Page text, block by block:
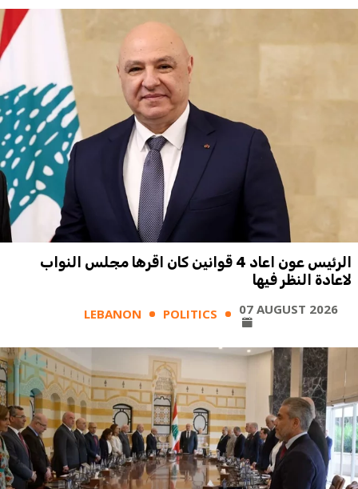
الرئيس عون اعاد 4 قوانين كان اقرها مجلس النواب
لاعادة النظر فيها
LEBANON POLITICS 07 AUGUST 2026